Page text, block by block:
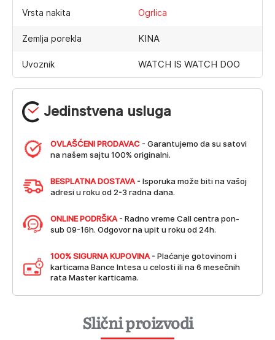
Jedinstvena usluga
OVLAŠĆENI PRODAVAC - Garantujemo da su satovi
na našem sajtu 100% originalni.
BESPLATNA DOSTAVA - Isporuka može biti na vašoj
adresi u roku od 2-3 radna dana.
ONLINE PODRŠKA - Radno vreme Call centra pon-
sub 09-16h. Odgovor na upit u roku od 24h.
100% SIGURNA KUPOVINA - Plaćanje gotovinom i
karticama Bance Intesa u celosti ili na 6 mesečnih
rata Master karticama.
Vrsta nakita Ogrlica
Zemlja porekla KINA
Uvoznik WATCH IS WATCH DOO
Slični proizvodi